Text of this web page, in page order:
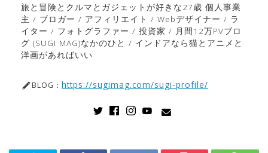
旅と冒険とクルマとガジェットが好きな27歳 個人事業
主 / ブロガー / アフィリエイト / Webデザイナー / ラ
イター / フォトグラファー / 投資家 / 月間12万PVブロ
グ (SUGI MAG)なかのひと / インドアなら猫とアニメと
洋画があればいい
BLOG： https://sugimag.com/sugi-profile/